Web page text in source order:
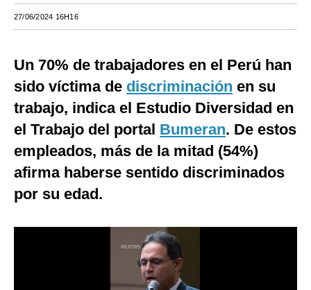
Mundo
España
Internacional
Tecnología
Club del Suscriptor
27/06/2024 16H16
Un 70% de trabajadores en el Perú han
sido víctima de discriminación en su
trabajo, indica el Estudio Diversidad en
el Trabajo del portal Bumeran. De estos
empleados, más de la mitad (54%)
afirma haberse sentido discriminados
por su edad.